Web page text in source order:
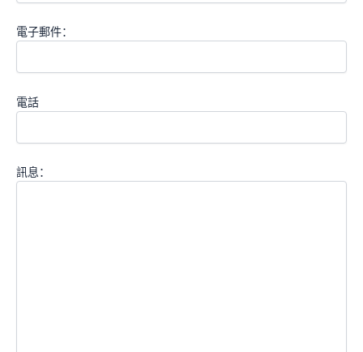
電子郵件：
電話
訊息：